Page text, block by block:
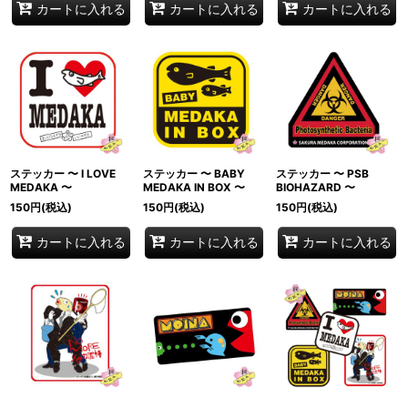
カートに入れる カートに入れる カートに入れる
ステッカー 〜 I LOVE
MEDAKA 〜
150円(税込)
カートに入れる
ステッカー 〜 BABY
MEDAKA IN BOX 〜
150円(税込)
カートに入れる
ステッカー 〜 PSB
BIOHAZARD 〜
150円(税込)
カートに入れる